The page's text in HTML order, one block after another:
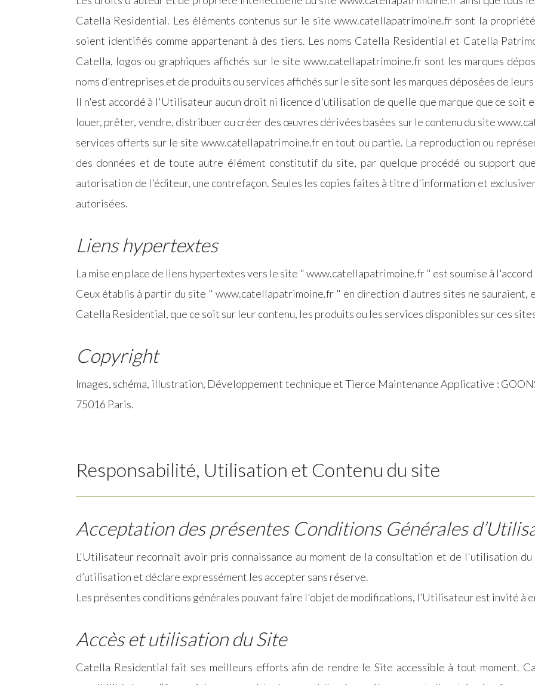
Catella Residential. Les éléments contenus sur le site www.catellapatrimoine.fr sont la
soient identifiés comme appartenant à des tiers. Les noms Catella Residential et Catella
Catella, logos ou graphiques affichés sur le site www.catellapatrimoine.fr sont les marques
noms d'entreprises et de produits ou services affichés sur le site sont les marques déposées de
Il n'est accordé à l'Utilisateur aucun droit ni licence d'utilisation de quelle que marque que ce soit
louer, prêter, vendre, distribuer ou créer des œuvres dérivées basées sur le contenu du site
services offerts sur le site www.catellapatrimoine.fr en tout ou partie. La reproduction ou
des données et de toute autre élément constitutif du site, par quelque procédé ou support
autorisation de l'éditeur, une contrefaçon. Seules les copies faites à titre d'information et
autorisées.
Liens hypertextes
La mise en place de liens hypertextes vers le site " www.catellapatrimoine.fr " est soumise à
Ceux établis à partir du site " www.catellapatrimoine.fr " en direction d'autres sites ne sauraient,
Catella Residential, que ce soit sur leur contenu, les produits ou les services disponibles sur ces
Copyright
Images, schéma, illustration, Développement technique et Tierce Maintenance Applicative :
75016 Paris.
Responsabilité, Utilisation et Contenu du site
Acceptation des présentes Conditions Générales
L'Utilisateur reconnaît avoir pris connaissance au moment de la consultation et de l'utilisation
d’utilisation et déclare expressément les accepter sans réserve.
Les présentes conditions générales pouvant faire l'objet de modifications, l’Utilisateur est invité à
Accès et utilisation du Site
Catella Residential fait ses meilleurs efforts afin de rendre le Site accessible à tout moment.